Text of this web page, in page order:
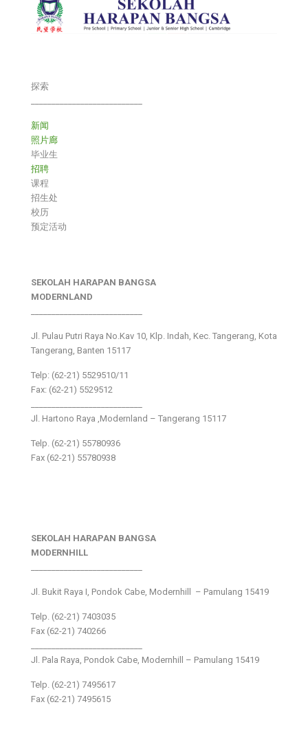
探索
新闻
照片廊
毕业生
招聘
课程
招生处
校历
预定活动
SEKOLAH HARAPAN BANGSA
MODERNLAND
Jl. Pulau Putri Raya No.Kav 10, Klp. Indah, Kec. Tangerang, Kota
Tangerang, Banten 15117
Telp: (62-21) 5529510/11
Fax: (62-21) 5529512
Jl. Hartono Raya ,Modernland – Tangerang 15117
Telp. (62-21) 55780936
Fax (62-21) 55780938
SEKOLAH HARAPAN BANGSA
MODERNHILL
Jl. Bukit Raya I, Pondok Cabe, Modernhill – Pamulang 15419
Telp. (62-21) 7403035
Fax (62-21) 740266
Jl. Pala Raya, Pondok Cabe, Modernhill – Pamulang 15419
Telp. (62-21) 7495617
Fax (62-21) 7495615